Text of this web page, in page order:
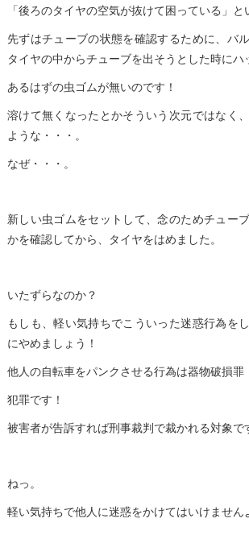
「後ろのタイヤの空気が抜けて困っている」と
先ずはチューブの状態を確認するために、バ
タイヤの中からチューブを出そうとした時にハ
あるはずの虫ゴムが無いのです！
溶けて無くなったとかそういう次元ではなく
ような・・・。
なぜ・・・。
新しい虫ゴムをセットして、念のためチュー
かを確認してから、タイヤをはめました。
いたずらなのか？
もしも、軽い気持ちでこういった迷惑行為を
にやめましょう！
他人の自転車をパンクさせる行為は器物破損罪
犯罪です！
被害者が告訴すれば刑事裁判で裁かれる対象で
ねっ。
軽い気持ちで他人に迷惑をかけてはいけません